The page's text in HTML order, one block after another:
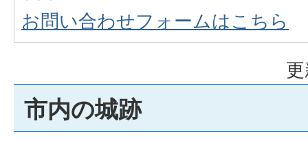
お問い合わせフォームはこちら
市内の城跡